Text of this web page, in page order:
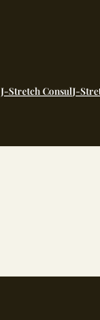
J-Stretch ConsulJ-